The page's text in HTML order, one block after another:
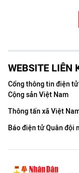
Media Chính trị
Media Kinh tế
Media Văn hóa
Media Xã hội
WEBSITE LIÊN
Cổng thông tin điện
Cộng sản Việt Nam
Thông tấn xã Việt
Báo điện tử Quân đội